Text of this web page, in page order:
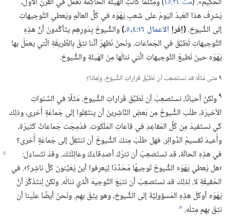
يُشرِفُ هذا العَبدُ اليَومَ على شَعبِ يَهْوَه في كُلِّ العالَمِ ويُعطي التَّوجيهاتِ
إلى الشُّيوخ.‏‏(‏إقرإ الاعمال ١٦:‏٤،‏ ٥ ‏.‏)‏والشُّيوخُ بِدَورِهِم يتَأكَّدونَ أنَّ هذِهِ
التَّوجيهاتِ تُطَبَّقُ في الجَماعات.‏ ونَحنُ نُظهِرُ أنَّنا نثِقُ بِالطَّريقَةِ الَّتي يعمَلُ بها
يَهْوَه حينَ نُطيعُ التَّوجيهاتِ الَّتي ننالُها مِنَ الهَيئَةِ والشُّيوخ.‏
٩متى مَثَلًا قد نستَصعِبُ أن نُطَبِّقَ قَراراتِ الشُّيوخ،‏ ولِماذا؟‏
٩ولكنْ أحيانًا،‏ نستَصعِبُ أن نُطَبِّقَ قَراراتِ الشُّيوخ.‏ مَثَلًا في السَّنَواتِ
الأخيرَة،‏ طلَبَ الشُّيوخُ مِن بَعضِ النَّاشِرينَ أن ينتَقِلوا إلى جَماعَةٍ أُخرى،‏ وذلِك
كَي نستَفيدَ مِن كُلِّ المَقاعِدِ في قاعاتِ المَلَكوت.‏ فدُمِجَت جَماعاتٌ كَثيرَة،‏
وأُعيدَ تَقسيمُ الدَّوائِر.‏ فهل طلَبَ مِنكَ الشُّيوخُ أن تنتَقِلَ إلى جَماعَةٍ أُخرى؟‏
في هذِهِ الحالَة،‏ قد تستَصعِبُ أن تترُكَ أصدِقاءَكَ وعائِلَتَك.‏ وقدْ تتَساءَل:‏
‏‹هل يُعطي يَهْوَه الشُّيوخَ تَوجيهًا مُحَدَّدًا لِيَعرِفوا أينَ يُعَيِّنونَ كُلَّ ناشِر؟‏›.‏ في
الحَقيقَةِ لا.‏ لِذلِك قد نستَصعِبُ أن نتبَعَ التَّوجيهَ الَّذي ننالُه.‏ ولكنْ لِنتَذَكَّرْ أنَّ
يَهْوَه أوكَلَ هذِهِ المَسؤولِيَّةَ إلى الشُّيوخ،‏ وهو يثِقُ بهِم.‏ ونَحنُ أيضًا علَينا أن
نثِقَ بهِم مِثلَه.‏ b